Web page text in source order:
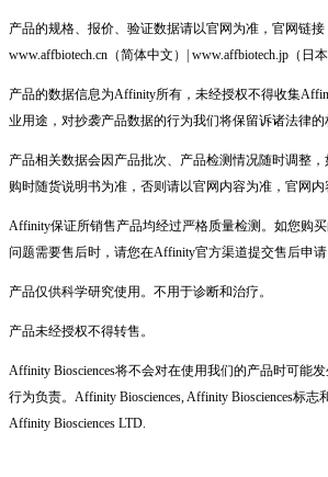
产品的规格、报价、验证数据请以官网为准，官网链接
www.affbiotech.cn（简体中文）| www.affbiotech.jp（日本
产品的数据信息为Affinity所有，未经授权不得收集
业用途，对抄袭产品数据的行为我们将保留诉诸法律的
产品相关数据会因产品批次、产品检测情况随时调整
购时随货说明书为准，否则请以官网内容为准，官网内
Affinity保证所销售产品均经过严格质量检测。如您购
问题需要售后时，请您在Affinity官方渠道提交售后申请
产品仅供科学研究使用。不用于诊断和治疗。
产品未经授权不得转售。
Affinity Biosciences将不会对在使用我们的产品时可能
行为负责。Affinity Biosciences, Affinity Biosciences标
Affinity Biosciences LTD.